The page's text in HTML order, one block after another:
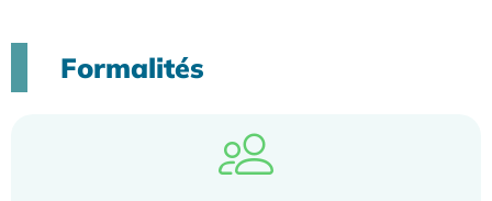
Formalités